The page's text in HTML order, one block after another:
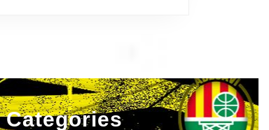
Categories